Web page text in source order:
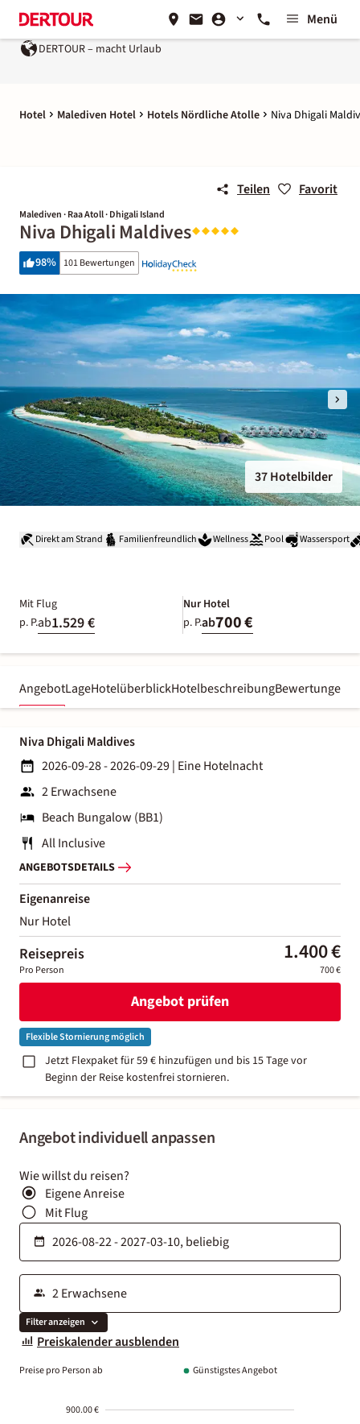
Menü
DERTOUR – macht Urlaub
Hotel Malediven Hotel Hotels Nördliche Atolle Niva Dhigali
Teilen Favorit
Malediven · Raa Atoll · Dhigali Island
Niva Dhigali Maldives
98% 101 Bewertungen
37 Hotelbilder
Direkt am Strand Familienfreundlich Wellness Pool Wassersport
Mit Flug
p. P.ab1.529 €
Nur Hotel
p. P.ab700 €
AngebotLageHotelüberblickHotelbeschreibungBewertungen
Angebot individuell anpassen
Wie willst du reisen?
Eigene Anreise
Mit Flug
Filter anzeigen
Preiskalender ausblenden
Preise pro Person ab Günstigstes Angebot
900.00 €
Niva Dhigali Maldives
2026-09-28 - 2026-09-29| Eine Hotelnacht
2 Erwachsene
Beach Bungalow (BB1)
All Inclusive
ANGEBOTSDETAILS
Eigenanreise
Nur Hotel
Reisepreis 1.400 €
Pro Person 700 €
Angebot prüfen
Flexible Stornierung möglich
Jetzt Flexpaket für 59 € hinzufügen und bis 15 Tage vor
Beginn der Reise kostenfrei stornieren.